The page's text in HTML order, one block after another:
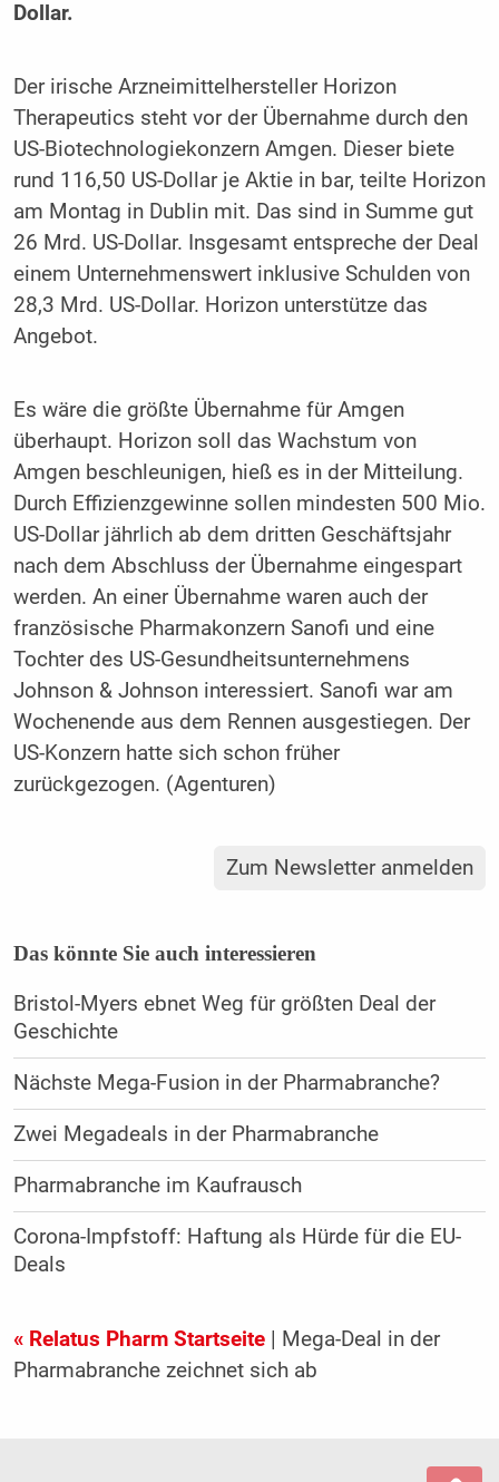
Dollar.
Der irische Arzneimittelhersteller Horizon
Therapeutics steht vor der Übernahme durch den
US-Biotechnologiekonzern Amgen. Dieser biete
rund 116,50 US-Dollar je Aktie in bar, teilte Horizon
am Montag in Dublin mit. Das sind in Summe gut
26 Mrd. US-Dollar. Insgesamt entspreche der Deal
einem Unternehmenswert inklusive Schulden von
28,3 Mrd. US-Dollar. Horizon unterstütze das
Angebot.
Es wäre die größte Übernahme für Amgen
überhaupt. Horizon soll das Wachstum von
Amgen beschleunigen, hieß es in der Mitteilung.
Durch Effizienzgewinne sollen mindesten 500 Mio.
US-Dollar jährlich ab dem dritten Geschäftsjahr
nach dem Abschluss der Übernahme eingespart
werden. An einer Übernahme waren auch der
französische Pharmakonzern Sanofi und eine
Tochter des US-Gesundheitsunternehmens
Johnson & Johnson interessiert. Sanofi war am
Wochenende aus dem Rennen ausgestiegen. Der
US-Konzern hatte sich schon früher
zurückgezogen. (Agenturen)
Zum Newsletter anmelden
Das könnte Sie auch interessieren
Bristol-Myers ebnet Weg für größten Deal der
Geschichte
Nächste Mega-Fusion in der Pharmabranche?
Zwei Megadeals in der Pharmabranche
Pharmabranche im Kaufrausch
Corona-Impfstoff: Haftung als Hürde für die EU-
Deals
« Relatus Pharm Startseite| Mega-Deal in der
Pharmabranche zeichnet sich ab